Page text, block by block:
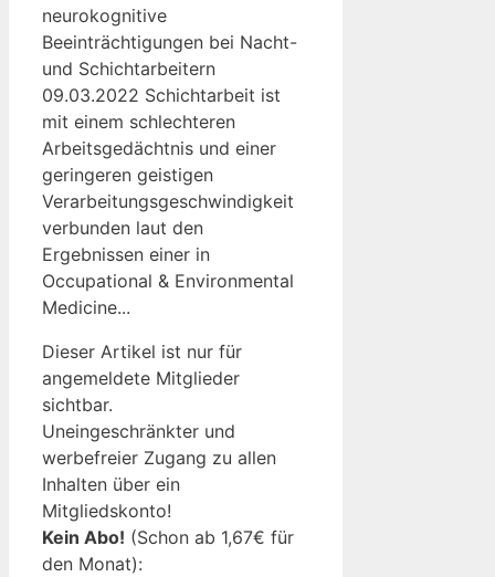
neurokognitive
Beeinträchtigungen bei Nacht-
und Schichtarbeitern
09.03.2022 Schichtarbeit ist
mit einem schlechteren
Arbeitsgedächtnis und einer
geringeren geistigen
Verarbeitungsgeschwindigkeit
verbunden laut den
Ergebnissen einer in
Occupational & Environmental
Medicine...
Dieser Artikel ist nur für
angemeldete Mitglieder
sichtbar.
Uneingeschränkter und
werbefreier Zugang zu allen
Inhalten über ein
Mitgliedskonto!
Kein Abo! (Schon ab 1,67€ für
den Monat):